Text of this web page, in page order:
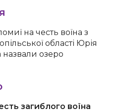
на честь воїна з
області Юрія
назвали озеро
загиблого воїна